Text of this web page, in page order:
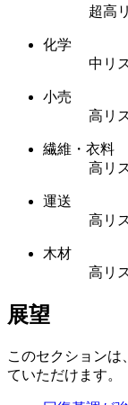
超高
化学
中リ
小売
高リ
繊維・衣料
高リ
運送
高リ
木材
高リ
展望
このセクションは
ていただけます。